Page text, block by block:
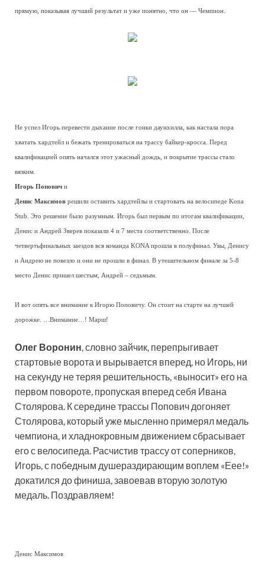
прямую, показывая лучший результат и уже понятно, что он — Чемпион.
Не успел Игорь перевести дыхание после гонки даунхилла, как настала пора
хватать хардтейл и бежать тренироваться на трассу байкер-кросса. Перед
квалификацией опять начался этот ужасный дождь, и покрытие трассы стало
вязким.
Игорь Попович и
Денис Максимов решили оставить хардтейлы и стартовать на велосипеде Kona
Stub. Это решение было разумным. Игорь был первым по итогам квалификации,
Денис и Андрей Зверев показали 4 и 7 места соответственно. После
четвертьфинальных заездов вся команда KONA прошла в полуфинал. Увы, Денису
и Андрею не повезло и они не прошли в финал. В утешительном финале за 5-8
место Денис пришел шестым, Андрей – седьмым.
И вот опять все внимание к Игорю Поповичу. Он стоит на старте на лучшей
дорожке. …Внимание…! Марш!
Олег Воронин, словно зайчик, перепрыгивает
стартовые ворота и вырывается вперед, но Игорь, ни
на секунду не теряя решительность, «выносит» его на
первом повороте, пропуская вперед себя Ивана
Столярова. К середине трассы Попович догоняет
Столярова, который уже мысленно примерял медаль
чемпиона, и хладнокровным движением сбрасывает
его с велосипеда. Расчистив трассу от соперников,
Игорь, с победным душераздирающим воплем «Еее!»
докатился до финиша, завоевав вторую золотую
медаль. Поздравляем!
Денис Максимов